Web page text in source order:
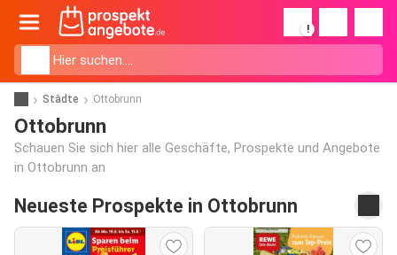
!
Städte Ottobrunn
Ottobrunn
Schauen Sie sich hier alle Geschäfte, Prospekte und Angebote
in Ottobrunn an
Neueste Prospekte in Ottobrunn